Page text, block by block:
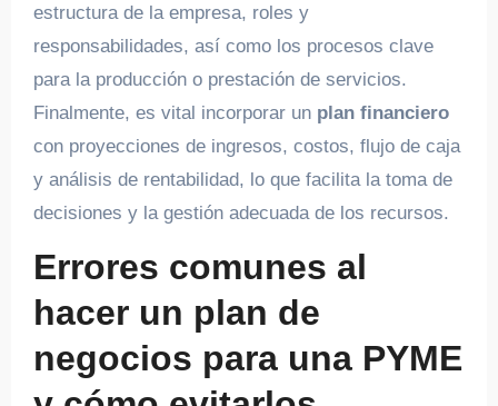
estructura de la empresa, roles y
responsabilidades, así como los procesos clave
para la producción o prestación de servicios.
Finalmente, es vital incorporar un plan financiero
con proyecciones de ingresos, costos, flujo de caja
y análisis de rentabilidad, lo que facilita la toma de
decisiones y la gestión adecuada de los recursos.
Errores comunes al
hacer un plan de
negocios para una PYME